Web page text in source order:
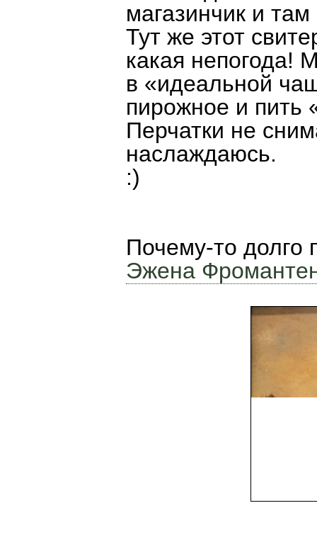
магазинчик и
Тут же этот
какая непогода!
в «идеальной
пирожное и пить
Перчатки не
наслаждаюсь.
:)
Почему-то долго
Эжена